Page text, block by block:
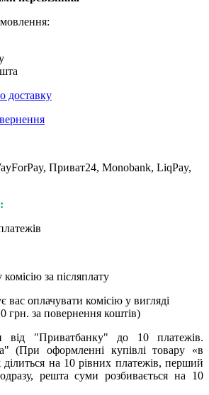
доставку
Приват24, Monobank, LiqPay,
за післяплату
вас оплачувати комісію у вигляді
грн. за повернення коштів)
від "Приватбанку" до 10 платежів.
(При оформленні купівлі товару «в
на 10 рівних платежів, перший
решта суми розбивається на 10